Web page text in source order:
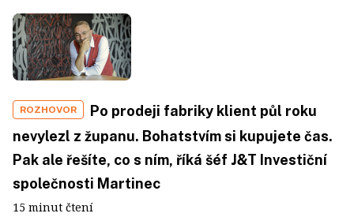
ROZHOVOR
Po prodeji fabriky klient půl roku
nevylezl z županu. Bohatstvím si kupujete čas.
Pak ale řešíte, co s ním, říká šéf J&T Investiční
společnosti Martinec
15 minut čtení